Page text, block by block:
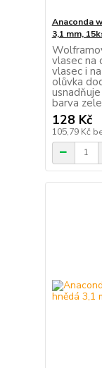
Anaconda
3,1 mm,
vlasec na
vlasec i
olůvka
barva
128 Kč
105,79 Kč